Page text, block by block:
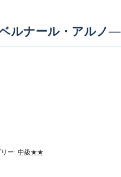
ルナール・アルノ―
ー: 中級★★